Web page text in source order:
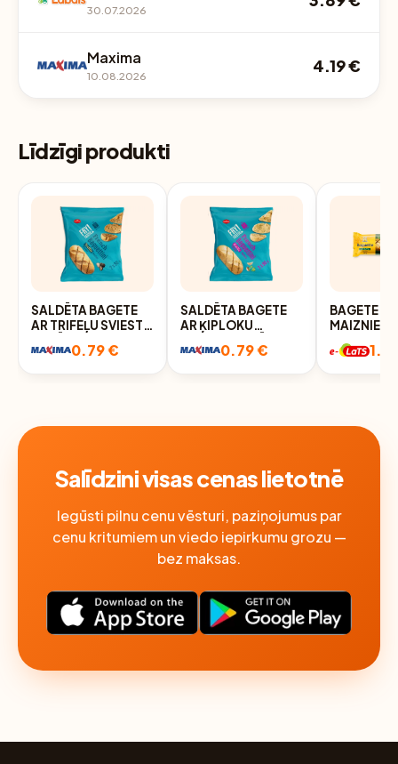
30.07.2026
Maxima
10.08.2026
4.19 €
Līdzīgi produkti
SALDĒTA BAGETE
AR TRIFEĻU SVIESTA
FRYTASTIC 2X90G
0.79 €
SALDĒTA BAGETE
AR ĶIPLOKU
FRYTASTIC 2X90G
0.79 €
BAGETE
PATS AR
SVIESTU
Salīdzini visas cenas lietotnē
Iegūsti pilnu cenu vēsturi, paziņojumus par
cenu kritumiem un viedo iepirkumu grozu —
bez maksas.